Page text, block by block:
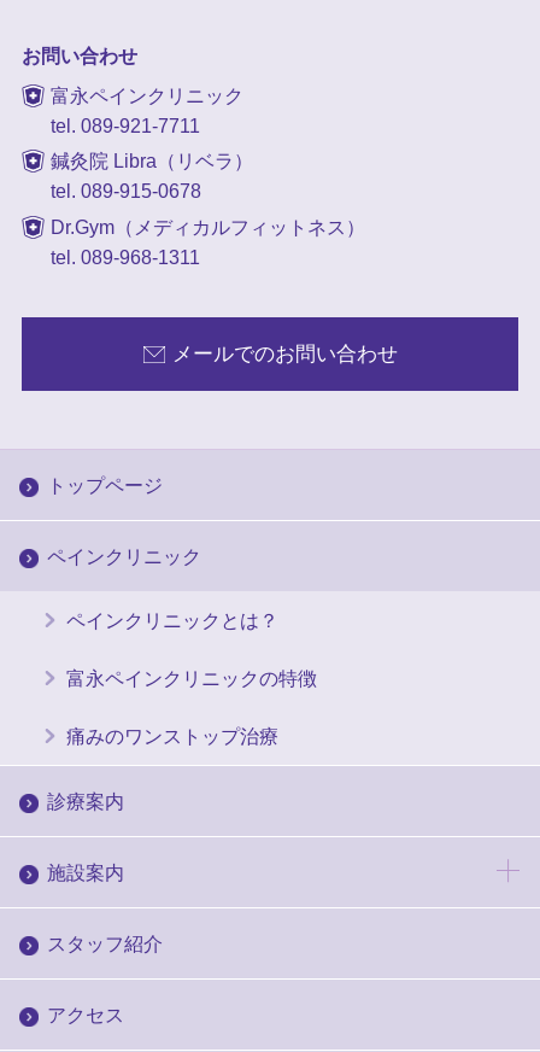
お問い合わせ
富永ペインクリニック
tel. 089-921-7711
鍼灸院 Libra（リベラ）
tel. 089-915-0678
Dr.Gym（メディカルフィットネス）
tel. 089-968-1311
メールでのお問い合わせ
トップページ
ペインクリニック
ペインクリニックとは？
富永ペインクリニックの特徴
痛みのワンストップ治療
診療案内
施設案内
スタッフ紹介
アクセス